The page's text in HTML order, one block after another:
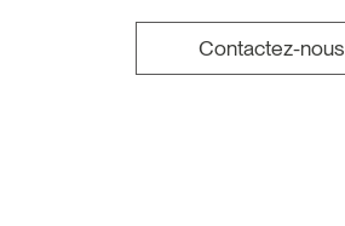
Contactez-nous